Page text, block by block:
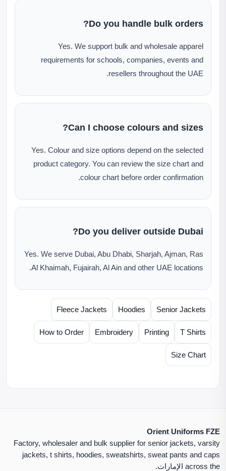
Do you handle bulk orders?
Yes. We support bulk and wholesale apparel
requirements for schools, companies, events and
resellers throughout the UAE.
Can I choose colours and sizes?
Yes. Colour and size options depend on the selected
product category. You can review the size chart and
colour chart before order confirmation.
Do you deliver outside Dubai?
Yes. We serve Dubai, Abu Dhabi, Sharjah, Ajman, Ras
Al Khaimah, Fujairah, Al Ain and other UAE locations.
Senior Jackets
Hoodies
Fleece Jackets
T Shirts
Printing
Embroidery
How to Order
Size Chart
Orient Uniforms FZE
Factory, wholesaler and bulk supplier for senior jackets, varsity
jackets, t shirts, hoodies, sweatshirts, sweat pants and caps
across the الإمارات.